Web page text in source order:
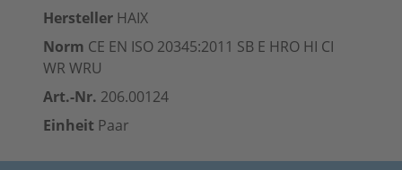
Hersteller HAIX
Norm CE EN ISO 20345:2011 SB E HRO HI CI
WR WRU
Art.-Nr. 206.00124
Einheit Paar